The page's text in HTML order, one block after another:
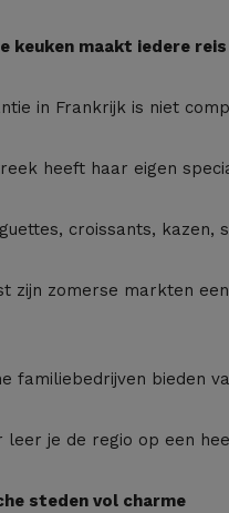
keuken maakt iedere
in Frankrijk is niet
heeft haar eigen
croissants, kazen,
zijn zomerse markten
familiebedrijven bieden
leer je de regio op een
steden vol charme